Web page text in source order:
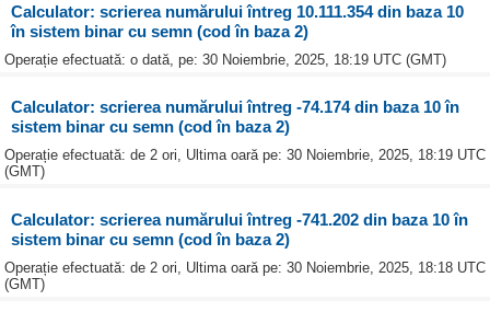
Calculator: scrierea numărului întreg 10.111.354 din baza 10
în sistem binar cu semn (cod în baza 2)
Operație efectuată: o dată, pe: 30 Noiembrie, 2025, 18:19 UTC (GMT)
Calculator: scrierea numărului întreg -74.174 din baza 10 în
sistem binar cu semn (cod în baza 2)
Operație efectuată: de 2 ori, Ultima oară pe: 30 Noiembrie, 2025, 18:19 UTC
(GMT)
Calculator: scrierea numărului întreg -741.202 din baza 10 în
sistem binar cu semn (cod în baza 2)
Operație efectuată: de 2 ori, Ultima oară pe: 30 Noiembrie, 2025, 18:18 UTC
(GMT)